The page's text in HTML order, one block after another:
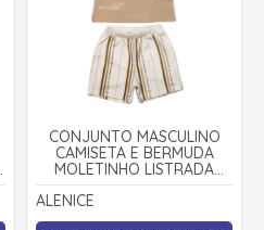
CONJUNTO MASCULINO
CAMISETA E BERMUDA
MOLETINHO LISTRADA
70346 - ALENICE
ALENICE